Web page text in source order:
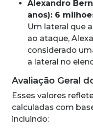
Alexandro
anos): 6
Um lateral que
ao ataque,
considerado
a lateral no
Avaliação Geral
Esses valores
calculadas com
incluindo: